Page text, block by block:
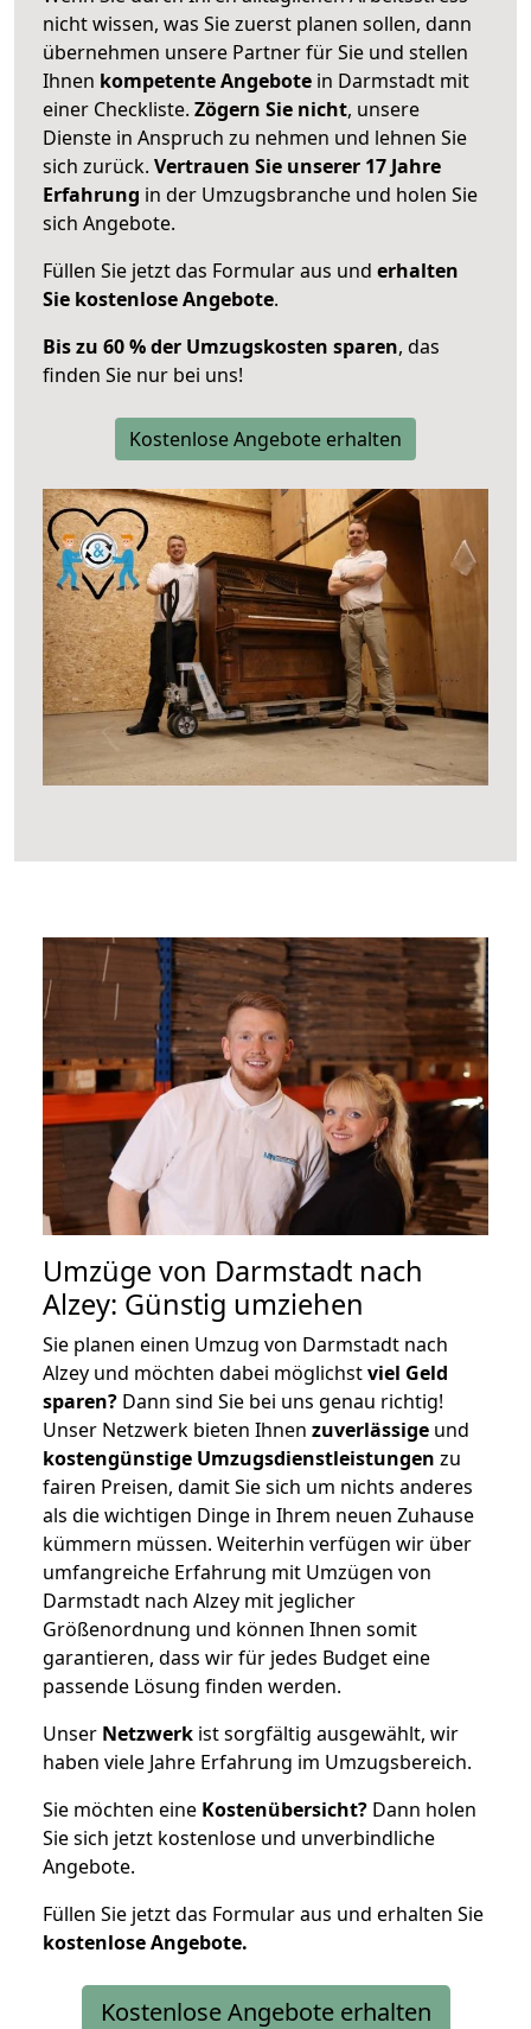
nicht wissen, was Sie zuerst planen sollen, dann
übernehmen unsere Partner für Sie und stellen
Ihnen kompetente Angebote in Darmstadt mit
einer Checkliste. Zögern Sie nicht, unsere
Dienste in Anspruch zu nehmen und lehnen Sie
sich zurück. Vertrauen Sie unserer 17 Jahre
Erfahrung in der Umzugsbranche und holen Sie
sich Angebote.
Füllen Sie jetzt das Formular aus und erhalten
Sie kostenlose Angebote.
Bis zu 60 % der Umzugskosten sparen, das
finden Sie nur bei uns!
Kostenlose Angebote erhalten
Umzüge von Darmstadt nach
Alzey: Günstig umziehen
Sie planen einen Umzug von Darmstadt nach
Alzey und möchten dabei möglichstviel Geld
sparen? Dann sind Sie bei uns genau richtig!
Unser Netzwerk bieten Ihnen zuverlässige und
kostengünstige Umzugsdienstleistungen zu
fairen Preisen, damit Sie sich um nichts anderes
als die wichtigen Dinge in Ihrem neuen Zuhause
kümmern müssen. Weiterhin verfügen wir über
umfangreiche Erfahrung mit Umzügen von
Darmstadt nach Alzey mit jeglicher
Größenordnung und können Ihnen somit
garantieren, dass wir für jedes Budget eine
passende Lösung finden werden.
Unser Netzwerk ist sorgfältig ausgewählt, wir
haben viele Jahre Erfahrung im Umzugsbereich.
Sie möchten eine Kostenübersicht? Dann holen
Sie sich jetzt kostenlose und unverbindliche
Angebote.
Füllen Sie jetzt das Formular aus und erhalten Sie
kostenloseAngebote.
Kostenlose Angebote erhalten